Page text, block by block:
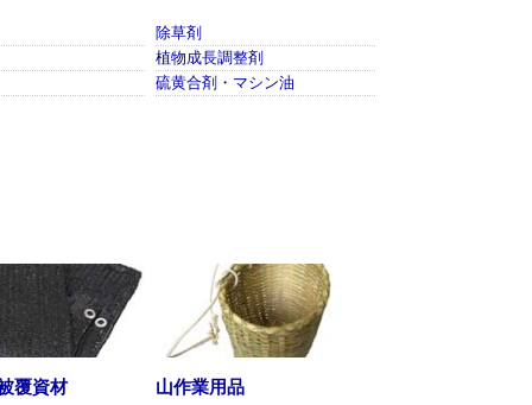
除草剤
植物成長調整剤
硫黄合剤・マシン油
覆資材 山作業用品